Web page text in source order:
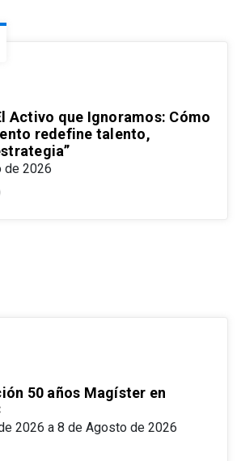
Activo que Ignoramos: Cómo
redefine talento,
de 2026
50 años Magíster en
2026 a 8 de Agosto de 2026